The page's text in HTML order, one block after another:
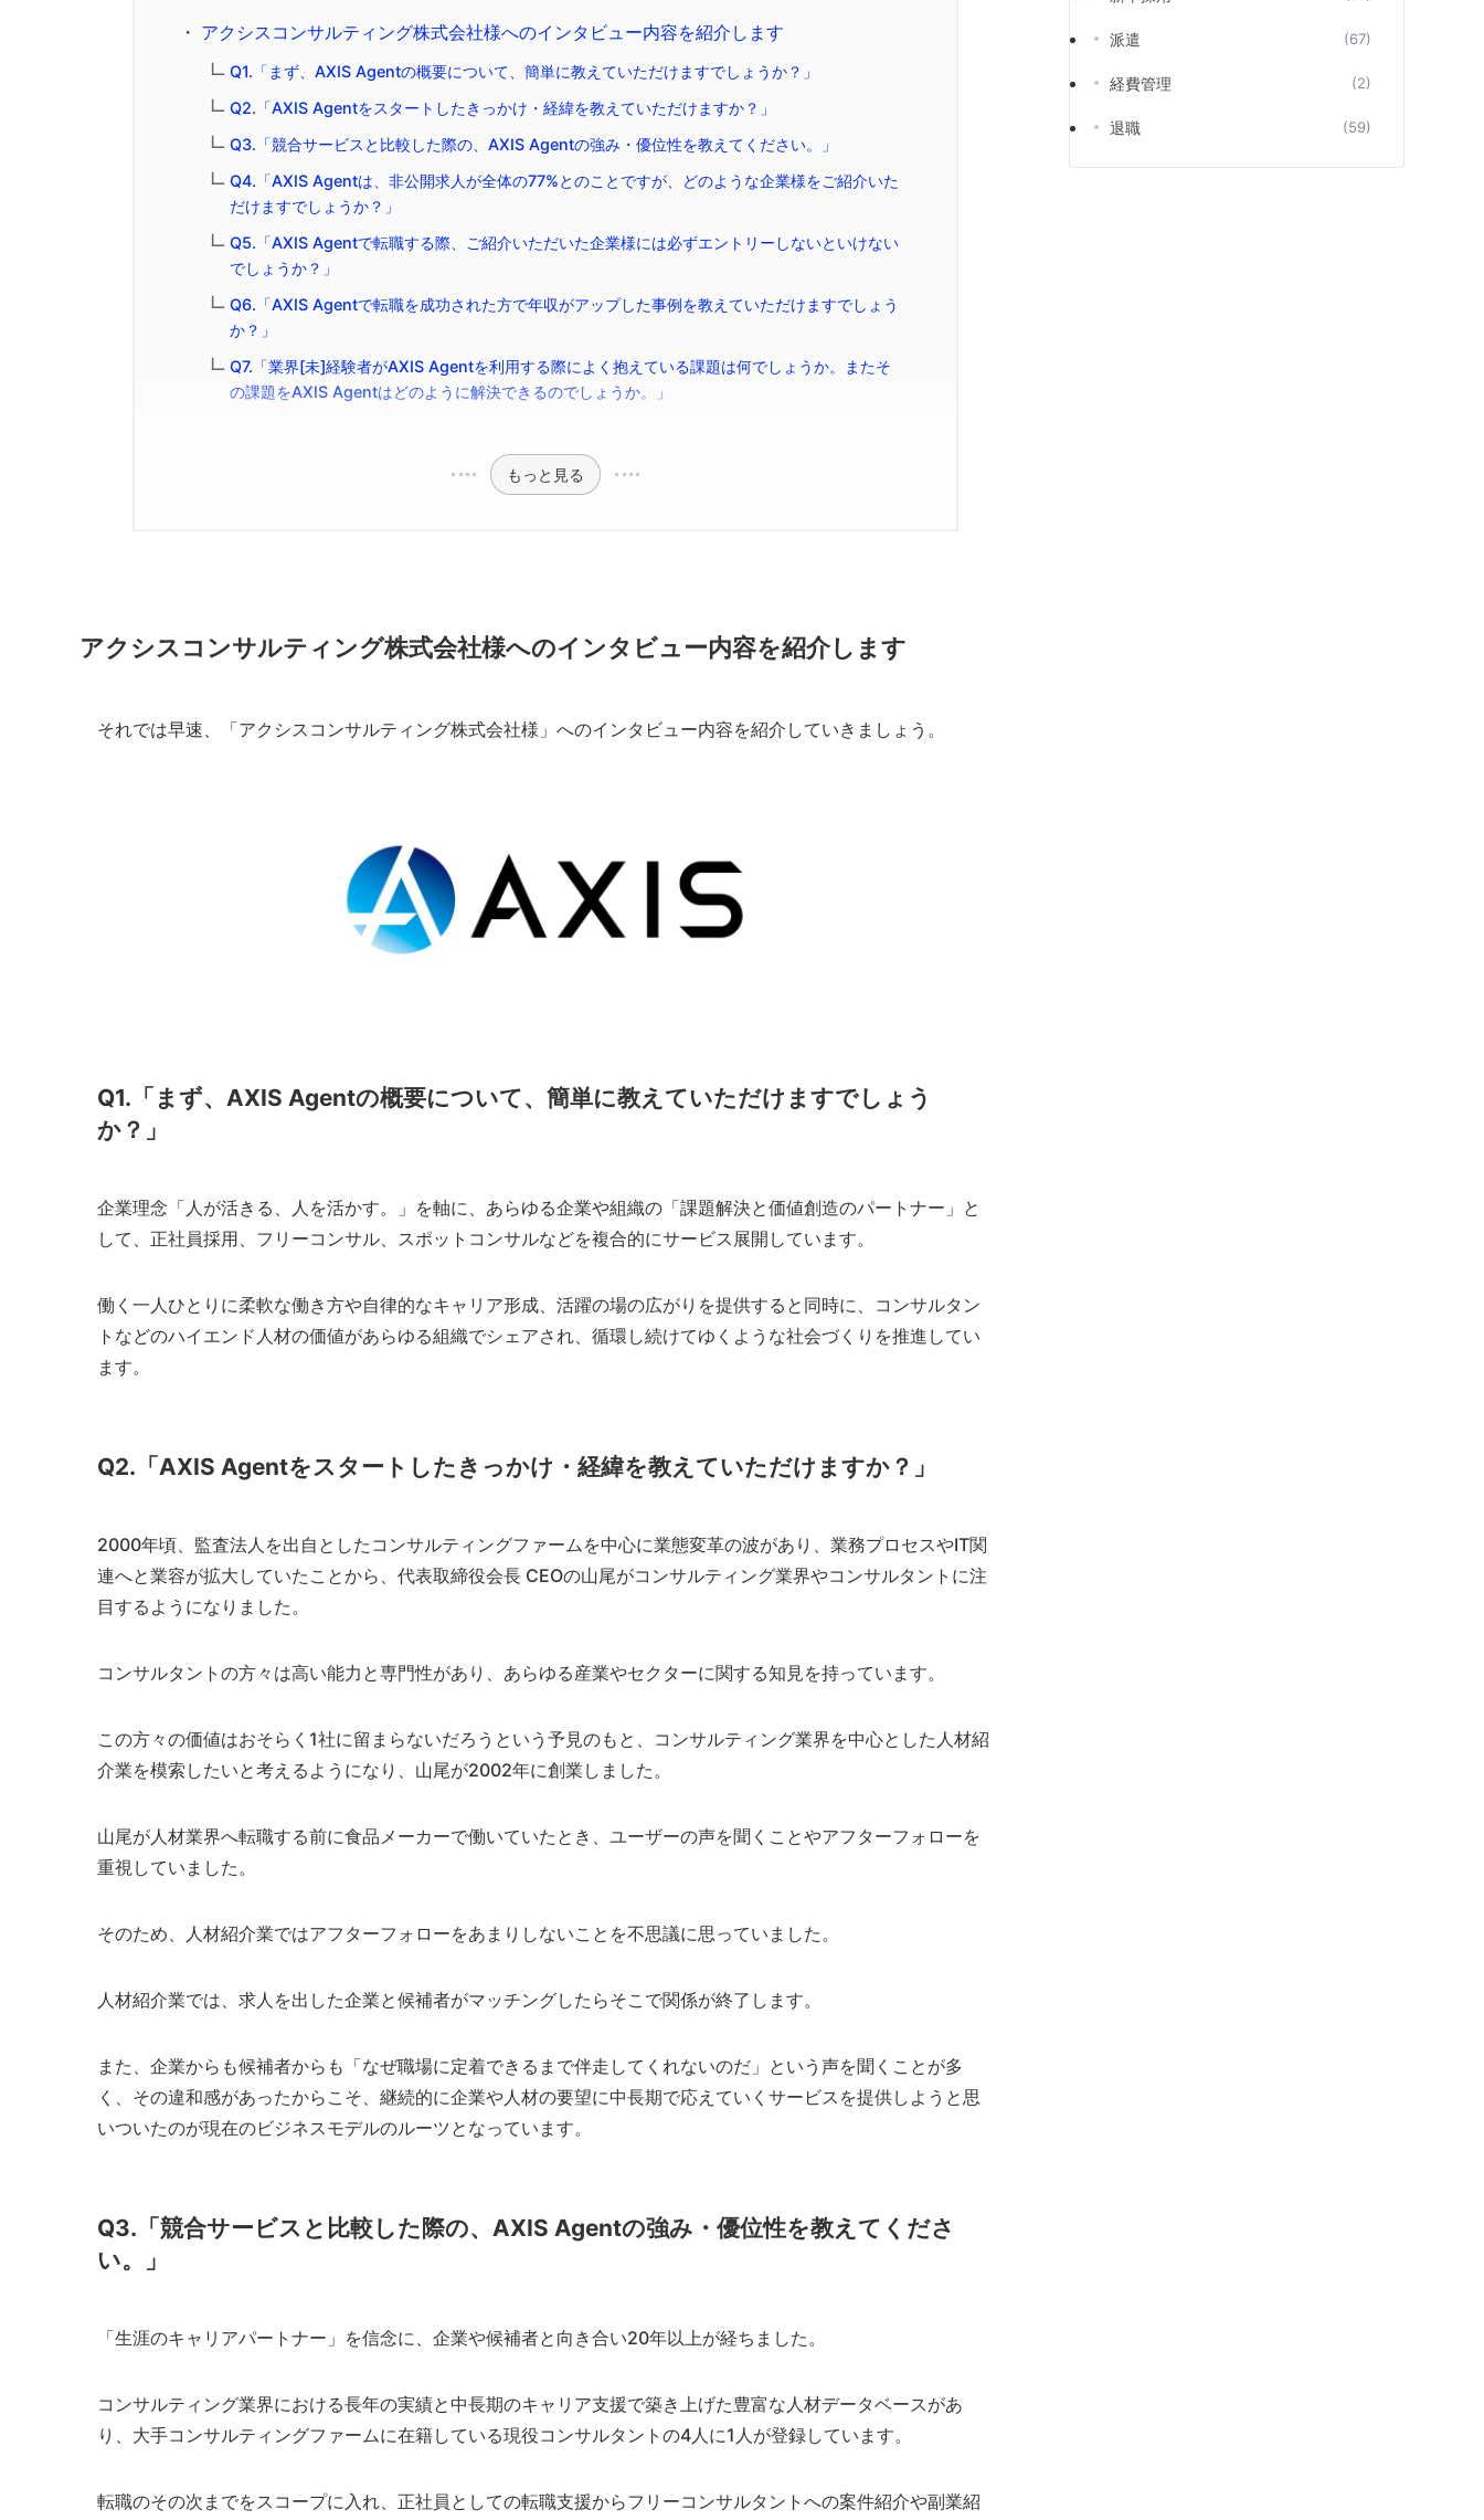
アクシスコンサルティング株式会社様へのインタビュー内容を紹介します
Q1.「まず、AXIS Agentの概要について、簡単に教えていただけますでしょうか？」
Q2.「AXIS Agentをスタートしたきっかけ・経緯を教えていただけますか？」
Q3.「競合サービスと比較した際の、AXIS Agentの強み・優位性を教えてください。」
Q4.「AXIS Agentは、非公開求人が全体の77%とのことですが、どのような企業様をご紹介いた
だけますでしょうか？」
Q5.「AXIS Agentで転職する際、ご紹介いただいた企業様には必ずエントリーしないといけない
でしょうか？」
Q6.「AXIS Agentで転職を成功された方で年収がアップした事例を教えていただけますでしょう
か？」
Q7.「業界[未]経験者がAXIS Agentを利用する際によく抱えている課題は何でしょうか。またそ
の課題をAXIS Agentはどのように解決できるのでしょうか。」
もっと見る
アクシスコンサルティング株式会社様へのインタビュー内容を紹介します
それでは早速、「アクシスコンサルティング株式会社様」へのインタビュー内容を紹介していきましょう。
Q1.「まず、AXIS Agentの概要について、簡単に教えていただけますでしょう
か？」
企業理念「人が活きる、人を活かす。」を軸に、あらゆる企業や組織の「課題解決と価値創造のパートナー」と
して、正社員採用、フリーコンサル、スポットコンサルなどを複合的にサービス展開しています。
働く一人ひとりに柔軟な働き方や自律的なキャリア形成、活躍の場の広がりを提供すると同時に、コンサルタン
トなどのハイエンド人材の価値があらゆる組織でシェアされ、循環し続けてゆくような社会づくりを推進してい
ます。
Q2.「AXIS Agentをスタートしたきっかけ・経緯を教えていただけますか？」
2000年頃、監査法人を出自としたコンサルティングファームを中心に業態変革の波があり、業務プロセスやIT関
連へと業容が拡大していたことから、代表取締役会長 CEOの山尾がコンサルティング業界やコンサルタントに注
目するようになりました。
コンサルタントの方々は高い能力と専門性があり、あらゆる産業やセクターに関する知見を持っています。
この方々の価値はおそらく1社に留まらないだろうという予見のもと、コンサルティング業界を中心とした人材紹
介業を模索したいと考えるようになり、山尾が2002年に創業しました。
山尾が人材業界へ転職する前に食品メーカーで働いていたとき、ユーザーの声を聞くことやアフターフォローを
重視していました。
そのため、人材紹介業ではアフターフォローをあまりしないことを不思議に思っていました。
人材紹介業では、求人を出した企業と候補者がマッチングしたらそこで関係が終了します。
また、企業からも候補者からも「なぜ職場に定着できるまで伴走してくれないのだ」という声を聞くことが多
く、その違和感があったからこそ、継続的に企業や人材の要望に中長期で応えていくサービスを提供しようと思
いついたのが現在のビジネスモデルのルーツとなっています。
Q3.「競合サービスと比較した際の、AXIS Agentの強み・優位性を教えてくださ
い。」
「生涯のキャリアパートナー」を信念に、企業や候補者と向き合い20年以上が経ちました。
コンサルティング業界における長年の実績と中長期のキャリア支援で築き上げた豊富な人材データベースがあ
り、大手コンサルティングファームに在籍している現役コンサルタントの4人に1人が登録しています。
転職のその次までをスコープに入れ、正社員としての転職支援からフリーコンサルタントへの案件紹介や副業紹
派遣 (67)
経費管理 (2)
退職 (59)